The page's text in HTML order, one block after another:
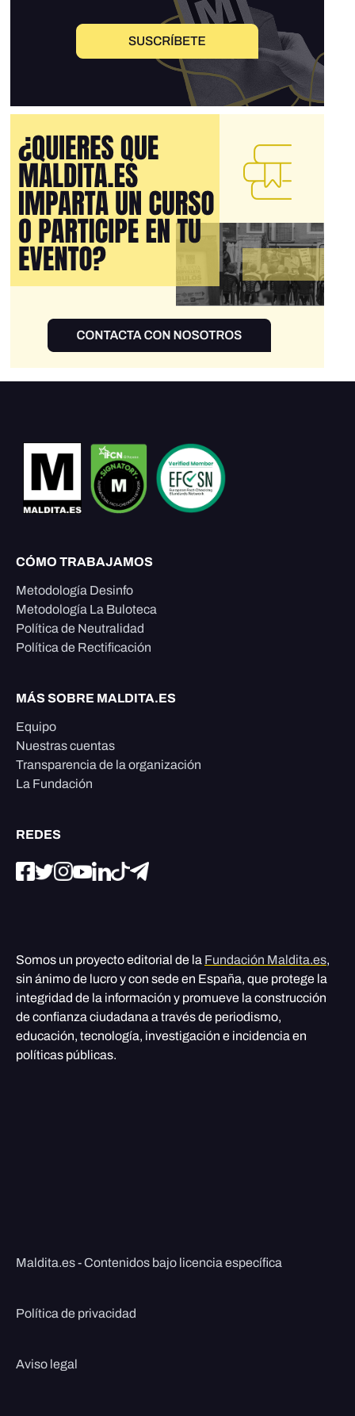
CÓMO TRABAJAMOS
Metodología Desinfo
Metodología La Buloteca
Política de Neutralidad
Política de Rectificación
MÁS SOBRE MALDITA.ES
Equipo
Nuestras cuentas
Transparencia de la organización
La Fundación
REDES
Somos un proyecto editorial de la Fundación Maldita.es,
sin ánimo de lucro y con sede en España, que protege la
integridad de la información y promueve la construcción
de confianza ciudadana a través de periodismo,
educación, tecnología, investigación e incidencia en
políticas públicas.
Maldita.es - Contenidos bajo licencia específica
Política de privacidad
Aviso legal